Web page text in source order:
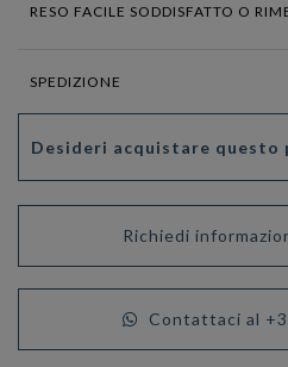
RESO FACILE SODDISFATTO O
SPEDIZIONE
Desideri acquistare questo
Richiedi
Contattaci al